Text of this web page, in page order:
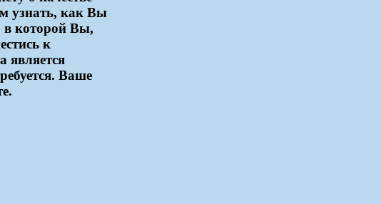
узнать, как Вы
в которой Вы,
к
является
Ваше